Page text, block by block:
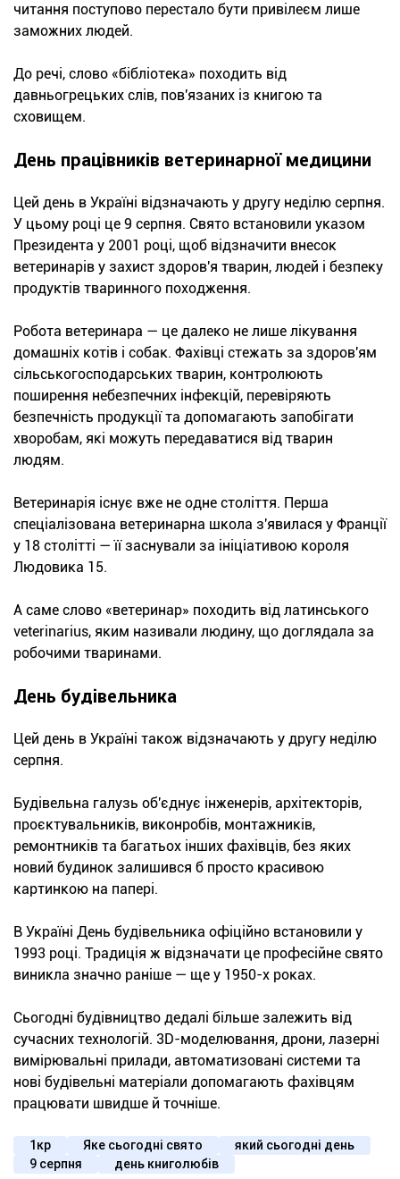
читання поступово перестало бути привілеєм лише
заможних людей.
До речі, слово «бібліотека» походить від
давньогрецьких слів, пов'язаних із книгою та
сховищем.
День працівників ветеринарної медицини
Цей день в Україні відзначають у другу неділю серпня.
У цьому році це 9 серпня. Свято встановили указом
Президента у 2001 році, щоб відзначити внесок
ветеринарів у захист здоров'я тварин, людей і безпеку
продуктів тваринного походження.
Робота ветеринара — це далеко не лише лікування
домашніх котів і собак. Фахівці стежать за здоров'ям
сільськогосподарських тварин, контролюють
поширення небезпечних інфекцій, перевіряють
безпечність продукції та допомагають запобігати
хворобам, які можуть передаватися від тварин
людям.
Ветеринарія існує вже не одне століття. Перша
спеціалізована ветеринарна школа з'явилася у Франції
у 18 столітті — її заснували за ініціативою короля
Людовика 15.
А саме слово «ветеринар» походить від латинського
veterinarius, яким називали людину, що доглядала за
робочими тваринами.
День будівельника
Цей день в Україні також відзначають у другу неділю
серпня.
Будівельна галузь об'єднує інженерів, архітекторів,
проєктувальників, виконробів, монтажників,
ремонтників та багатьох інших фахівців, без яких
новий будинок залишився б просто красивою
картинкою на папері.
В Україні День будівельника офіційно встановили у
1993 році. Традиція ж відзначати це професійне свято
виникла значно раніше — ще у 1950-х роках.
Сьогодні будівництво дедалі більше залежить від
сучасних технологій. 3D-моделювання, дрони, лазерні
вимірювальні прилади, автоматизовані системи та
нові будівельні матеріали допомагають фахівцям
працювати швидше й точніше.
1кр Яке сьогодні свято
який сьогодні день
9 серпня
день книголюбів